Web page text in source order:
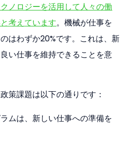
ノロジーを活用して人々の働
考えています。機械が仕事を
はわずか20%です。これは、新
い仕事を維持できることを意
策課題は以下の通りです：
ムは、新しい仕事への準備を